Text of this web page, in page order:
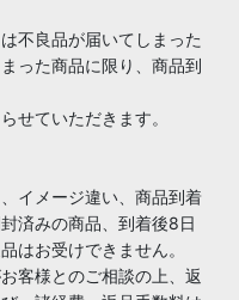
不良品が届いてしまった
った商品に限り、商品到
せていただきます。
イメージ違い、商品到着
済みの商品、到着後8日
はお受けできません。
客様とのご相談の上、返